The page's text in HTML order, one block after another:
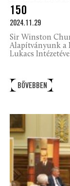
150
2024.11.29
Sir Winston
Alapítványunk a
Lukacs
BŐVEBBEN